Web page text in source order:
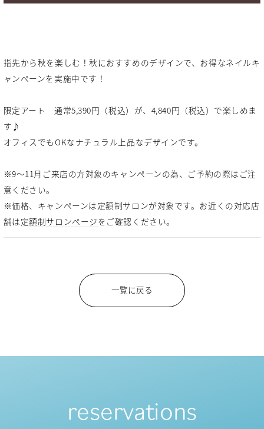
指先から秋を楽しむ！秋におすすめのデザインで、お得なネイルキ
ャンペーンを実施中です！
限定アート 通常5,390円（税込）が、4,840円（税込）で楽しめま
す♪
オフィスでもOKなナチュラル上品なデザインです。
※9～11月ご来店の方対象のキャンペーンの為、ご予約の際はご注
意ください。
※価格、キャンペーンは定額制サロンが対象です。お近くの対応店
舗は定額制サロンページをご確認ください。
一覧に戻る
reservations